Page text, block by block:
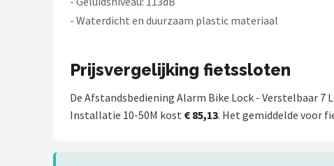
- Waterdicht en duurzaam plastic materiaal
Prijsvergelijking fietssloten
De Afstandsbediening Alarm Bike Lock - Verstelbaar
Installatie 10-50M kost € 85,13. Het gemiddelde voor